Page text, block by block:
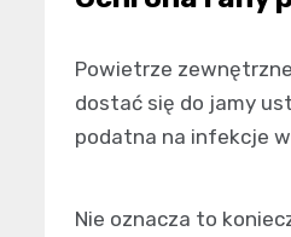
Powietrze
dostać się do jamy
podatna na infekcje
Nie oznacza to